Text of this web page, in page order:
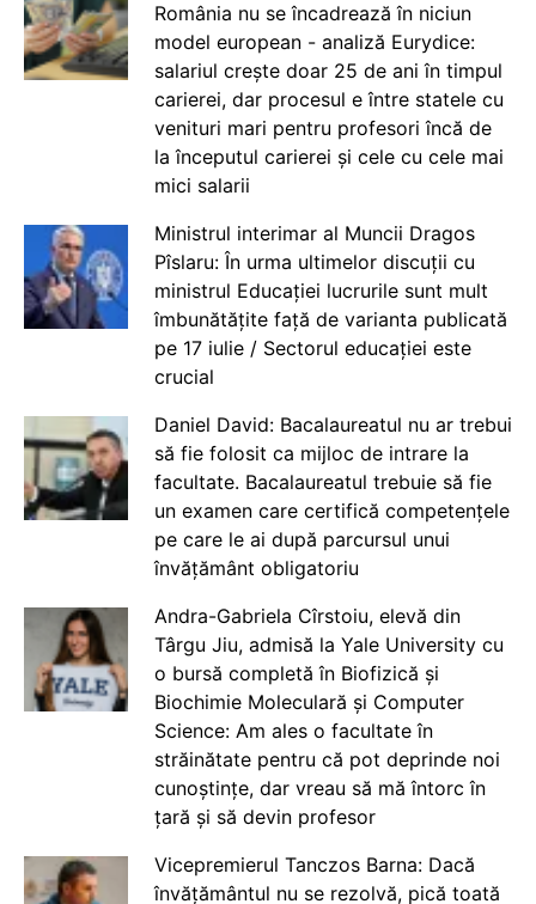
România nu se încadrează în niciun
model european - analiză Eurydice:
salariul crește doar 25 de ani în timpul
carierei, dar procesul e între statele cu
venituri mari pentru profesori încă de
la începutul carierei și cele cu cele mai
mici salarii
Ministrul interimar al Muncii Dragos
Pîslaru: În urma ultimelor discuții cu
ministrul Educației lucrurile sunt mult
îmbunătățite față de varianta publicată
pe 17 iulie / Sectorul educației este
crucial
Daniel David: Bacalaureatul nu ar trebui
să fie folosit ca mijloc de intrare la
facultate. Bacalaureatul trebuie să fie
un examen care certifică competențele
pe care le ai după parcursul unui
învățământ obligatoriu
Andra-Gabriela Cîrstoiu, elevă din
Târgu Jiu, admisă la Yale University cu
o bursă completă în Biofizică și
Biochimie Moleculară și Computer
Science: Am ales o facultate în
străinătate pentru că pot deprinde noi
cunoștințe, dar vreau să mă întorc în
țară și să devin profesor
Vicepremierul Tanczos Barna: Dacă
învățământul nu se rezolvă, pică toată